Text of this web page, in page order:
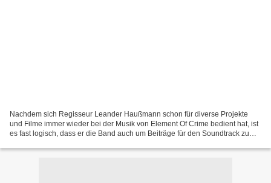
Nachdem sich Regisseur Leander Haußmann schon für diverse Projekte
und Filme immer wieder bei der Musik von Element Of Crime bedient hat, ist
es fast logisch, dass er die Band auch um Beiträge für den Soundtrack zu